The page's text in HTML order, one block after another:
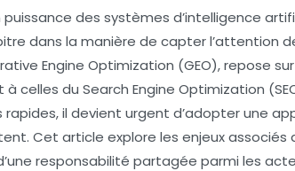
des systèmes d’intelligence
dans la manière de capter l’attention
Engine Optimization (GEO), repose
à celles du Search Engine Optimization
il devient urgent d’adopter une
Cet article explore les enjeux associés
responsabilité partagée parmi les